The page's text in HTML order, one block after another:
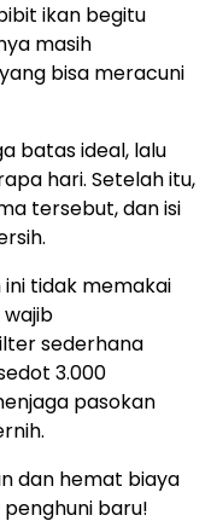
ikan begitu
masih
bisa meracuni
batas ideal, lalu
hari. Setelah itu,
tersebut, dan isi
tidak memakai
sederhana
3.000
pasokan
dan hemat biaya
baru!